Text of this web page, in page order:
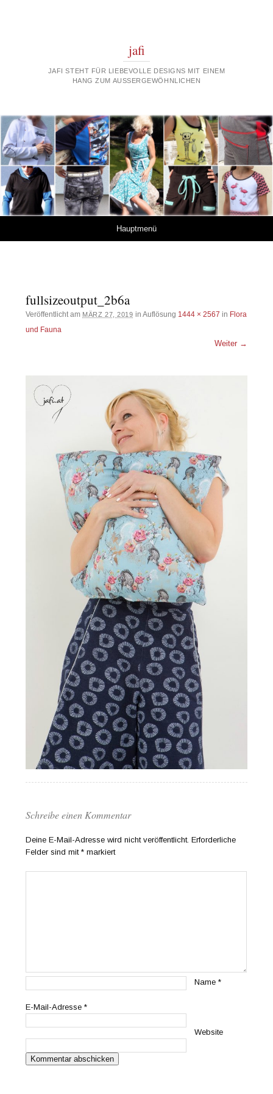
jafi
JAFI STEHT FÜR LIEBEVOLLE DESIGNS MIT EINEM
HANG ZUM AUSSERGEWÖHNLICHEN
Hauptmenü
fullsizeoutput_2b6a
Veröffentlicht am MÄRZ 27, 2019 in Auflösung 1444 × 2567 in Flora
und Fauna
Weiter →
Schreibe einen Kommentar
Deine E-Mail-Adresse wird nicht veröffentlicht. Erforderliche
Felder sind mit* markiert
Name*
E-Mail-Adresse*
Website